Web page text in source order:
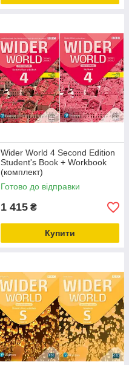
Wider World 4 Second Edition
Student's Book + Workbook
(комплект)
Готово до відправки
1 415 ₴
Купити